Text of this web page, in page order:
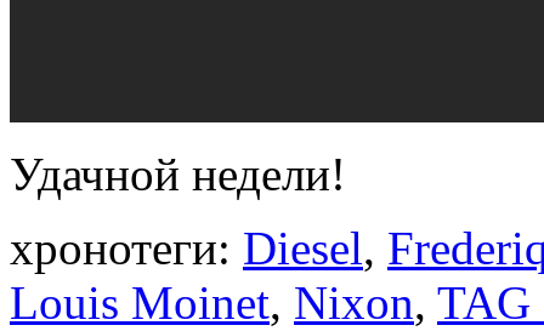
Удачной недели!
хронотеги: Diesel,
Louis Moinet, Nixon, TAG